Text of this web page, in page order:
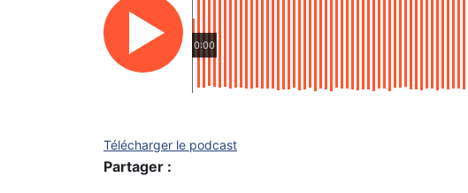
0:00
Télécharger le podcast
Partager :